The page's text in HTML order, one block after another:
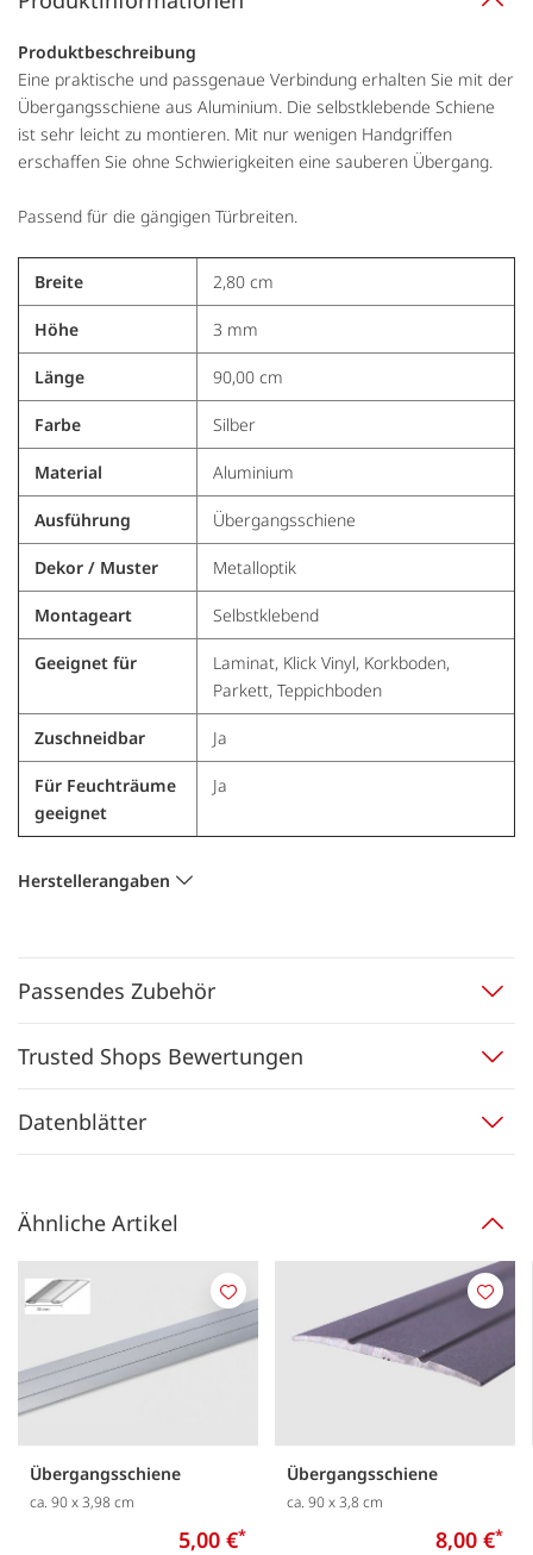
Produktbeschreibung
Eine praktische und passgenaue Verbindung erhalten Sie mit der
Übergangsschiene aus Aluminium. Die selbstklebende Schiene
ist sehr leicht zu montieren. Mit nur wenigen Handgriffen
erschaffen Sie ohne Schwierigkeiten eine sauberen Übergang.
Passend für die gängigen Türbreiten.
Breite 2,80 cm
Höhe 3 mm
Länge 90,00 cm
Farbe Silber
Material Aluminium
Ausführung Übergangsschiene
Dekor / Muster Metalloptik
Montageart Selbstklebend
Geeignet für
Laminat, Klick Vinyl, Korkboden,
Parkett, Teppichboden
Zuschneidbar Ja
Für Feuchträume
geeignet
Ja
Herstellerangaben
Passendes Zubehör
Trusted Shops Bewertungen
Datenblätter
Ähnliche Artikel
Übergangsschiene
ca. 90 x 3,98 cm
5,00 €*
Merken
Übergangsschiene
ca. 90 x 3,8 cm
8,00 €*